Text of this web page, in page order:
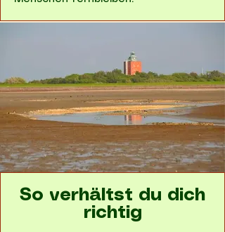
So verhältst du dich
richtig